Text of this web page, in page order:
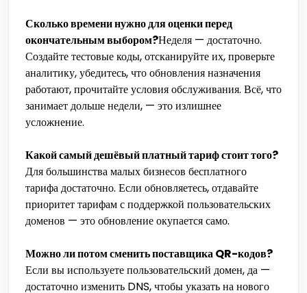
Сколько времени нужно для оценки перед
окончательным выбором?Неделя — достаточно.
Создайте тестовые коды, отсканируйте их, проверьте
аналитику, убедитесь, что обновления назначения
работают, прочитайте условия обслуживания. Всё, что
занимает дольше недели, — это излишнее
усложнение.
Какой самый дешёвый платный тариф стоит того?
Для большинства малых бизнесов бесплатного
тарифа достаточно. Если обновляетесь, отдавайте
приоритет тарифам с поддержкой пользовательских
доменов — это обновление окупается само.
Можно ли потом сменить поставщика QR-кодов?
Если вы используете пользовательский домен, да —
достаточно изменить DNS, чтобы указать на нового